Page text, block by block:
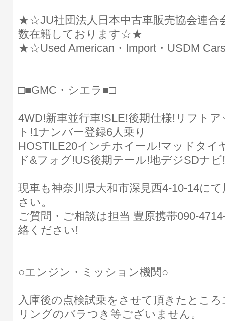
★☆JU社団法人日本中古車販売協会連合
数在籍しております☆★
★☆Used American・Import・USDM
□■GMC・シエラ■□
4WD!新車並行車!SLE!後期仕様!リフト
ト!1ナンバー登録6人乗り
HOSTILE20インチホイール!マッドタイ
ド&フォグ!US後期テール!地デジSDナビ
現車も神奈川県大和市深見西4-10-14に
さい。
ご質問・ご相談は担当 豊原携帯090-
絡ください!
○エンジン・ミッション機関○
入庫後の点検試乗をさせて頂きたとこ
リングのバラつき等ございません。